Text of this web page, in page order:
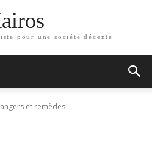
pour une société décente
et remèdes